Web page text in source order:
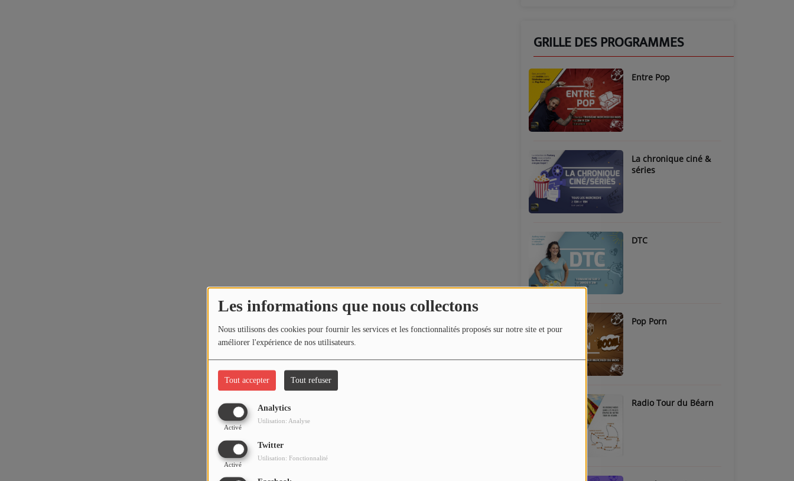
Les informations que nous collectons
Nous utilisons des cookies pour fournir les services et les fonctionnalités proposés sur notre site et pour
améliorer l'expérience de nos utilisateurs.
Tout accepter Tout refuser
Analytics
Activé
Utilisation: Analyse
Twitter
Activé
Utilisation: Fonctionnalité
GRILLE DES PROGRAMMES
Entre Pop
La chronique ciné &
séries
DTC
Pop Porn
Radio Tour du Béarn